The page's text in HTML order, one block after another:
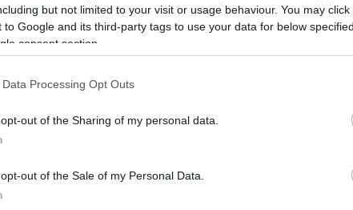
but not limited to your visit or usage behaviour. You may
to Google and its third-party tags to use your data for below
consent section.
Data Processing Opt Outs
out of the Sharing of my personal data.
out of the Sale of my Personal Data.
η Μαρία